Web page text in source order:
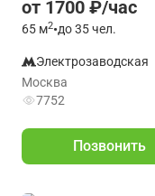
от 1700 ₽/час
65 м2•до 35 чел.
Электрозаводская
Москва
7752
Позвонить